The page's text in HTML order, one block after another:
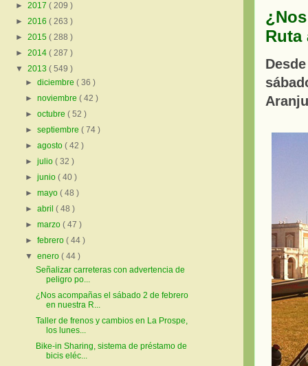
Ruta
► 2017 ( 209 )
► 2016 ( 263 )
► 2015 ( 288 )
► 2014 ( 287 )
▼ 2013 ( 549 )
►diciembre( 36 )
►noviembre( 42 )
►octubre( 52 )
►septiembre( 74 )
►agosto( 42 )
►julio( 32 )
►junio( 40 )
►mayo( 48 )
►abril( 48 )
►marzo( 47 )
►febrero( 44 )
▼enero( 44 )
Señalizar carreteras con advertencia de
peligro po...
¿Nos acompañas el sábado 2 de febrero
en nuestra R...
Taller de frenos y cambios en La Prospe,
los lunes...
Bike-in Sharing, sistema de préstamo de
bicis eléc...